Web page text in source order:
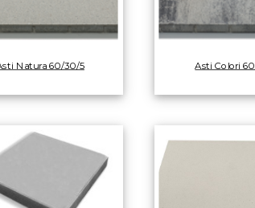
Natura 60/30/5 Asti Colori